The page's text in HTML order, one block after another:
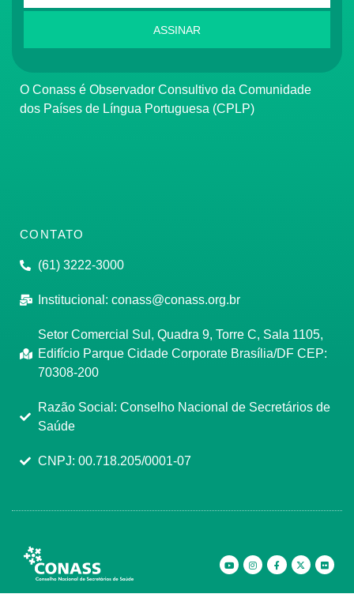
ASSINAR
O Conass é Observador Consultivo da Comunidade
dos Países de Língua Portuguesa (CPLP)
CONTATO
(61) 3222-3000
Institucional: conass@conass.org.br
Setor Comercial Sul, Quadra 9, Torre C, Sala 1105,
Edifício Parque Cidade Corporate Brasília/DF CEP:
70308-200
Razão Social: Conselho Nacional de Secretários de
Saúde
CNPJ: 00.718.205/0001-07